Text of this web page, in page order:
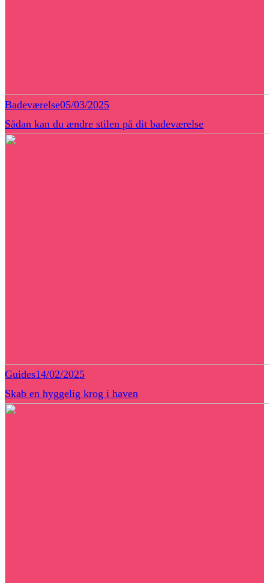
Badeværelse05/03/2025
Sådan kan du ændre stilen på dit badeværelse
Guides14/02/2025
Skab en hyggelig krog i haven